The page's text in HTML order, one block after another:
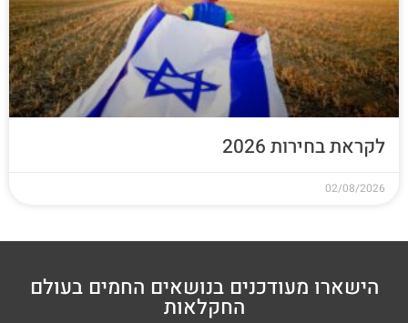
לקראת בחירות 2026
02/08/2026
הישארו מעודכנים בנושאים החמים בעולם
החקלאות